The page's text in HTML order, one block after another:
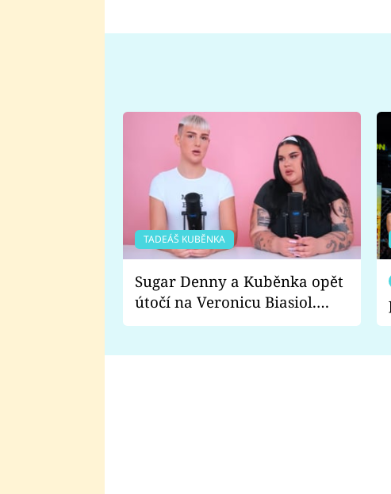
TADEÁŠ KUBĚNKA
Sugar Denny a Kuběnka opět
útočí na Veronicu Biasiol.
Proč je podle nich falešná a